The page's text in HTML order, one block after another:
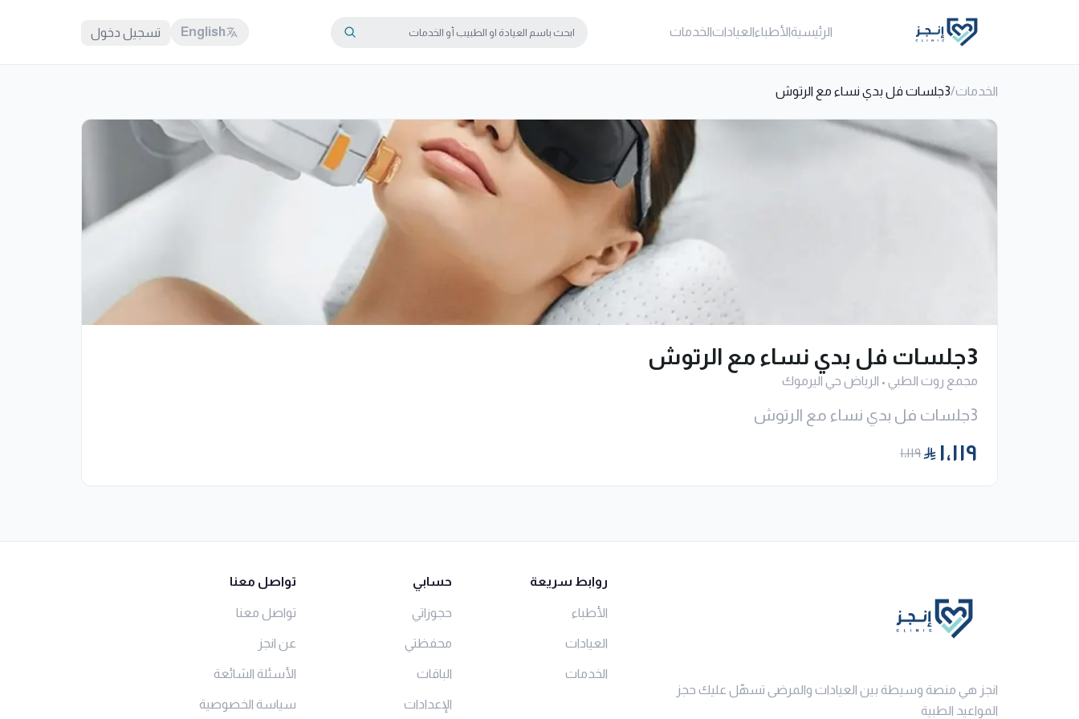
الرئيسيةالأطباءالعياداتالخدمات English تسجيل دخول
الخدمات/3جلسات فل بدي نساء مع الرتوش
3جلسات فل بدي نساء مع الرتوش
مجمع روت الطبي• الرياض حي اليرموك
3جلسات فل بدي نساء مع الرتوش
١٬١١٩ ١٬١١٩
انجز هي منصة وسيطة بين العيادات والمرضى تسهّل عليك حجز
المواعيد الطبية
روابط سريعة
الأطباء
العيادات
الخدمات
حسابي
حجوزاتي
محفظتي
الباقات
الإعدادات
تواصل معنا
تواصل معنا
عن انجز
الأسئلة الشائعة
سياسة الخصوصية